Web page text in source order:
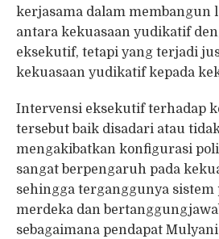
kerjasama dalam membangun
antara kekuasaan yudikatif
eksekutif, tetapi yang terjadi
kekuasaan yudikatif kepada
Intervensi eksekutif terhadap
tersebut baik disadari atau
mengakibatkan konfigurasi
sangat berpengaruh pada
sehingga terganggunya sistem
merdeka dan
sebagaimana pendapat